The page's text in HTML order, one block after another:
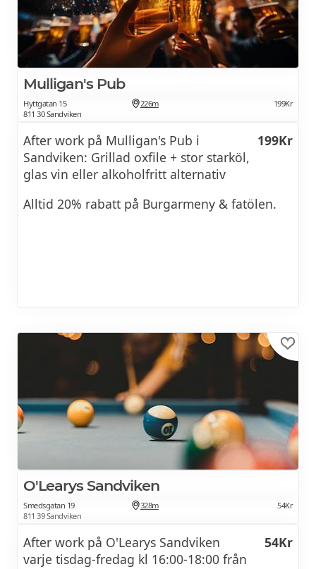
Mulligan's Pub
Hyttgatan 15
811 30 Sandviken
226m 199Kr
After work på Mulligan's Pub i
Sandviken: Grillad oxfile + stor starköl,
glas vin eller alkoholfritt alternativ
199Kr
Alltid 20% rabatt på Burgarmeny & fatölen.
O'Learys Sandviken
Smedsgatan 19
811 39 Sandviken
328m 54Kr
After work på O'Learys Sandviken
varje tisdag-fredag kl 16:00-18:00 från
54Kr